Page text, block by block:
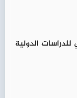
الدولية